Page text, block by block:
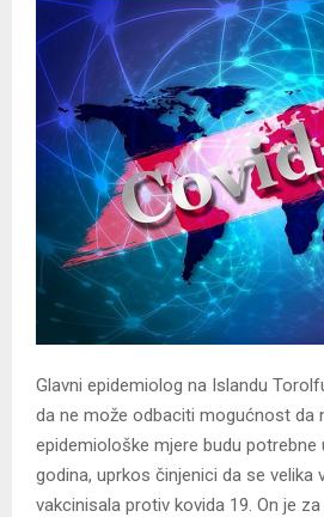
Glavni epidemiolog na Islandu
da ne može odbaciti mogućnost da
epidemiološke mjere budu potrebne
godina, uprkos činjenici da se velika
vakcinisala protiv kovida 19. On je za